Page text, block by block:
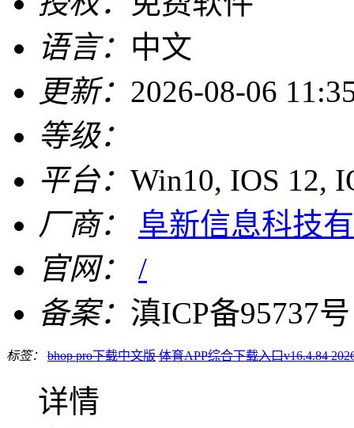
语言： 中文
更新： 2026-08-06
等级：
平台： Win10, IOS 12,
厂商：
阜新信息科技
官网：
/
备案： 滇ICP备95737号
标签： bhop pro下载中文版 体育APP综合下载入口v16.4.84
详情